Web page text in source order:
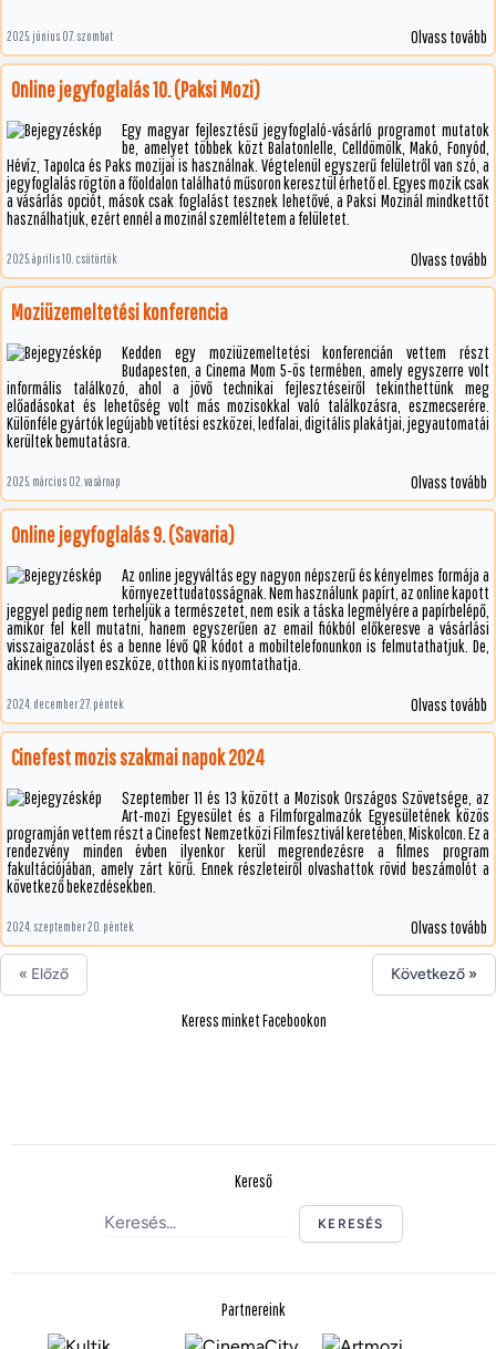
2025. június 07. szombat Olvass tovább
Online jegyfoglalás 10. (Paksi Mozi)
Egy magyar fejlesztésű jegyfoglaló-vásárló programot mutatok
be, amelyet többek közt Balatonlelle, Celldömölk, Makó, Fonyód,
Hévíz, Tapolca és Paks mozijai is használnak. Végtelenül egyszerű felületről van szó, a
jegyfoglalás rögtön a főoldalon található műsoron keresztül érhető el. Egyes mozik csak
a vásárlás opciót, mások csak foglalást tesznek lehetővé, a Paksi Mozinál mindkettőt
használhatjuk, ezért ennél a mozinál szemléltetem a felületet.
2025. április 10. csütörtök Olvass tovább
Moziüzemeltetési konferencia
Kedden egy moziüzemeltetési konferencián vettem részt
Budapesten, a Cinema Mom 5-ös termében, amely egyszerre volt
informális találkozó, ahol a jövő technikai fejlesztéseiről tekinthettünk meg
előadásokat és lehetőség volt más mozisokkal való találkozásra, eszmecserére.
Különféle gyártók legújabb vetítési eszközei, ledfalai, digitális plakátjai, jegyautomatái
kerültek bemutatásra.
2025. március 02. vasárnap Olvass tovább
Online jegyfoglalás 9. (Savaria)
Az online jegyváltás egy nagyon népszerű és kényelmes formája a
környezettudatosságnak. Nem használunk papírt, az online kapott
jeggyel pedig nem terheljük a természetet, nem esik a táska legmélyére a papírbelépő,
amikor fel kell mutatni, hanem egyszerűen az email fiókból előkeresve a vásárlási
visszaigazolást és a benne lévő QR kódot a mobiltelefonunkon is felmutathatjuk. De,
akinek nincs ilyen eszköze, otthon ki is nyomtathatja.
2024. december 27. péntek Olvass tovább
Cinefest mozis szakmai napok 2024
Szeptember 11 és 13 között a Mozisok Országos Szövetsége, az
Art-mozi Egyesület és a Filmforgalmazók Egyesületének közös
programján vettem részt a Cinefest Nemzetközi Filmfesztivál keretében, Miskolcon. Ez a
rendezvény minden évben ilyenkor kerül megrendezésre a filmes program
fakultációjában, amely zárt körű. Ennek részleteiről olvashattok rövid beszámolót a
következő bekezdésekben.
2024. szeptember 20. péntek Olvass tovább
« Előző Következő »
Keress minket Facebookon
Kereső
KERESÉS
Partnereink